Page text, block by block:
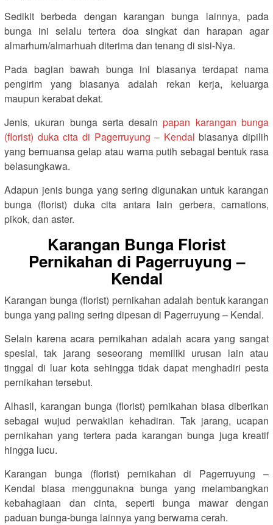
Sedikit berbeda dengan karangan bunga lainnya, pada
bunga ini selalu tertera doa singkat dan harapan agar
almarhum/almarhuah diterima dan tenang di sisi-Nya.
Pada bagian bawah bunga ini biasanya terdapat nama
pengirim yang biasanya adalah rekan kerja, keluarga
maupun kerabat dekat.
Jenis, ukuran bunga serta desainpapan karangan bunga
(florist) duka cita di Pagerruyung – Kendal biasanya dipilih
yang bernuansa gelap atau warna putih sebagai bentuk rasa
belasungkawa.
Adapun jenis bunga yang sering digunakan untuk karangan
bunga (florist) duka cita antara lain gerbera, carnations,
pikok, dan aster.
Karangan Bunga Florist
Pernikahan di Pagerruyung –
Kendal
Karangan bunga (florist) pernikahan adalah bentuk karangan
bunga yang paling sering dipesan di Pagerruyung – Kendal.
Selain karena acara pernikahan adalah acara yang sangat
spesial, tak jarang seseorang memiliki urusan lain atau
tinggal di luar kota sehingga tidak dapat menghadiri pesta
pernikahan tersebut.
Alhasil, karangan bunga (florist) pernikahan biasa diberikan
sebagai wujud perwakilan kehadiran. Tak jarang, ucapan
pernikahan yang tertera pada karangan bunga juga kreatif
hingga lucu.
Karangan bunga (florist) pernikahan di Pagerruyung –
Kendal biasa menggunakna bunga yang melambangkan
kebahagiaan dan cinta, seperti bunga mawar dengan
paduan bunga-bunga lainnya yang berwarna cerah.